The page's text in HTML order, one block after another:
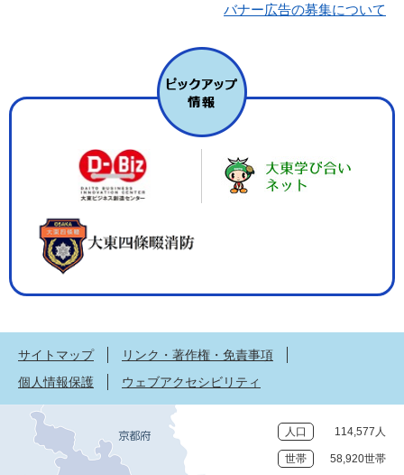
バナー広告の募集について
サイトマップ
リンク・著作権・免責事項
個人情報保護
ウェブアクセシビリティ
人口 114,577人
世帯 58,920世帯